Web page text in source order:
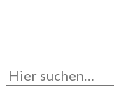
Turkestan Travel
Discover
Suchen
Sie